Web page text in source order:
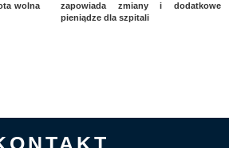
wolna
zapowiada zmiany i dodatkowe
pieniądze dla szpitali